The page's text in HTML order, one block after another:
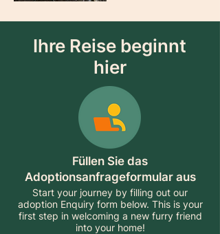
Ihre Reise beginnt
hier
Füllen Sie das
Adoptionsanfrageformular aus
Start your journey by filling out our
adoption Enquiry form below. This is your
first step in welcoming a new furry friend
into your home!